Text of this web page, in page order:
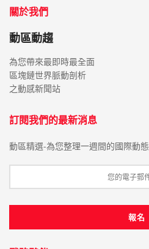
關於我們
動區動趨
為您帶來最即時最全面
區塊鏈世界脈動剖析
之動感新聞站
訂閱我們的最新消息
動區精選-為您整理一週間的國際動態